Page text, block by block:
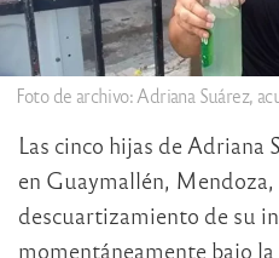
Foto de archivo: Adriana Suárez,
Las cinco hijas de Adriana
en Guaymallén,
descuartizamiento de su
momentáneamente bajo